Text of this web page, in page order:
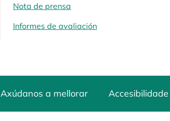
Nota de prensa
Informes de avaliación
Axúdanos a mellorar Accesibilidade